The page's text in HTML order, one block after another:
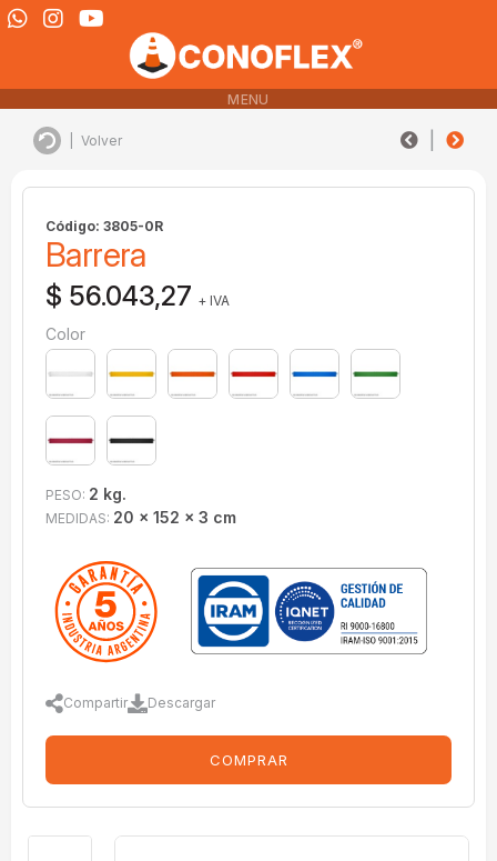
MENU
Volver
Código: 3805-0R
Barrera
$ 56.043,27 + IVA
Color
PESO: 2 kg.
MEDIDAS: 20 x 152 x 3 cm
Compartir Descargar
COMPRAR